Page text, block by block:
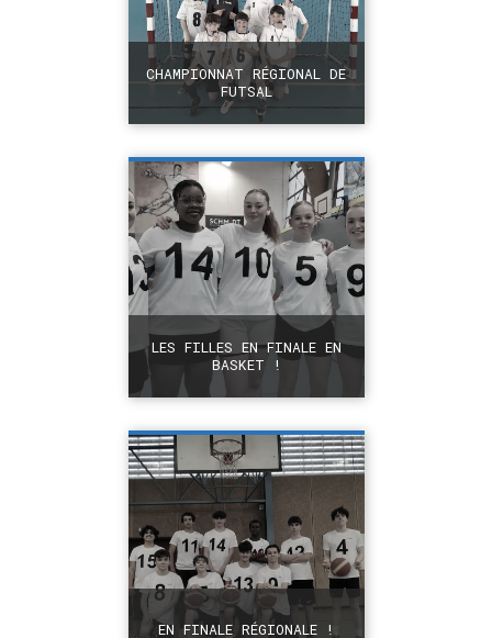
CHAMPIONNAT RÉGIONAL DE
FUTSAL
+
LES FILLES EN FINALE EN
BASKET !
+
EN FINALE RÉGIONALE !